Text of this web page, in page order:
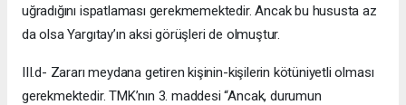
uğradığını ispatlaması gerekmemektedir. Ancak bu hususta az
da olsa Yargıtay’ın aksi görüşleri de olmuştur.
III.d- Zararı meydana getiren kişinin-kişilerin kötüniyetli olması
gerekmektedir. TMK’nın 3. maddesi “Ancak, durumun